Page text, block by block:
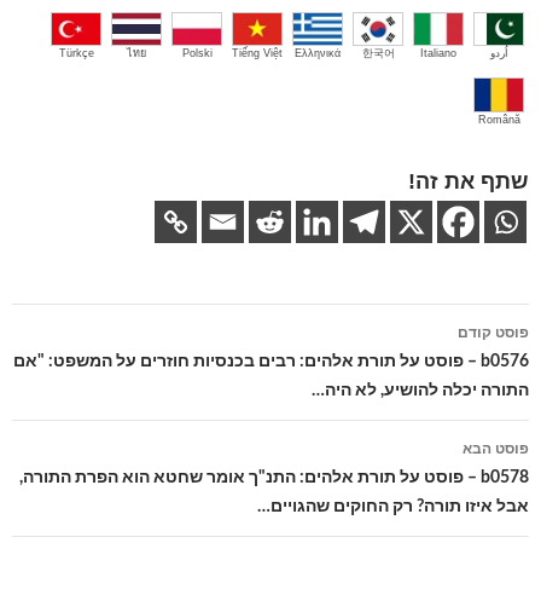
اُردو Italiano
한국어
Ελληνικά
Tiếng Việt
Polski
ไทย
Türkçe
Română
שתף את זה!
ניווט
בפוסטים
פוסט קודם
b0576 – פוסט על תורת אלהים: רבים בכנסיות חוזרים על המשפט: "אם
התורה יכלה להושיע, לא היה…
פוסט הבא
b0578 – פוסט על תורת אלהים: התנ"ך אומר שחטא הוא הפרת התורה,
אבל איזו תורה? רק החוקים שהגויים…